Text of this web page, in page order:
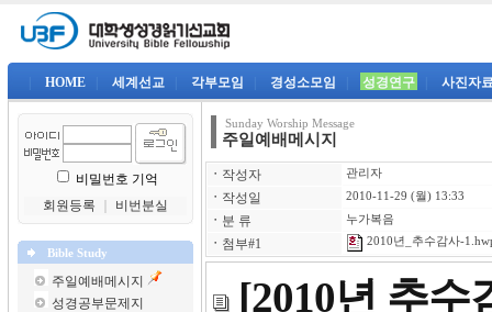
HOME 세계선교 각부모임 경성소모임 성경연구 사진자
비밀번호 기억
회원등록
비번분실
Bible Study
주일예배메시지
성경공부문제지
Sunday Worship Message
주일예배메시지
ㆍ 작성자 관리자
ㆍ 작성일 2010-11-29 (월) 13:33
ㆍ 분 류 누가복음
ㆍ 첨부#1 2010년_추수감사-
[2010년 추수